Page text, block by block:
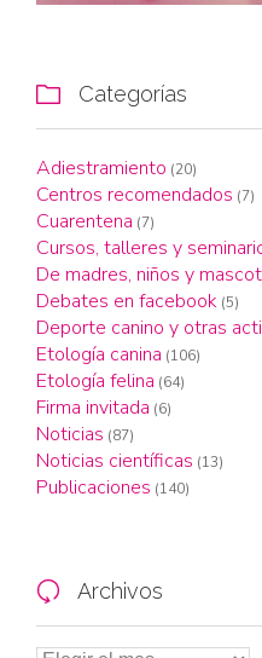
 Categorías
Adiestramiento (20)
Centros recomendados (7)
Cuarentena (7)
Cursos, talleres y
De madres, niños y
Debates en facebook (5)
Deporte canino y otras
Etología canina (106)
Etología felina (64)
Firma invitada (6)
Noticias (87)
Noticias científicas (13)
Publicaciones (140)
 Archivos